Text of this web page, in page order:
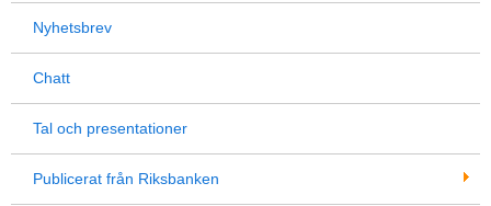
Nyhetsbrev
Chatt
Tal och presentationer
Publicerat från Riksbanken